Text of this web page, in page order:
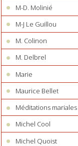
M-D. Molinié
M-J Le Guillou
M. Colinon
M. Delbrel
Marie
Maurice Bellet
Méditations mariales
Michel Cool
Michel Quoist